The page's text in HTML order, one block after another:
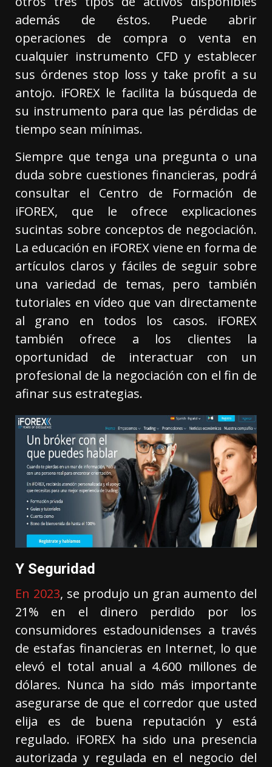
además de éstos. Puede abrir
operaciones de compra o venta en
cualquier instrumento CFD y establecer
sus órdenes stop loss y take profit a su
antojo. iFOREX le facilita la búsqueda de
su instrumento para que las pérdidas de
tiempo sean mínimas.
Siempre que tenga una pregunta o una
duda sobre cuestiones financieras, podrá
consultar el Centro de Formación de
iFOREX, que le ofrece explicaciones
sucintas sobre conceptos de negociación.
La educación en iFOREX viene en forma de
artículos claros y fáciles de seguir sobre
una variedad de temas, pero también
tutoriales en vídeo que van directamente
al grano en todos los casos. iFOREX
también ofrece a los clientes la
oportunidad de interactuar con un
profesional de la negociación con el fin de
afinar sus estrategias.
Y Seguridad
En 2023, se produjo un gran aumento del
21% en el dinero perdido por los
consumidores estadounidenses a través
de estafas financieras en Internet, lo que
elevó el total anual a 4.600 millones de
dólares. Nunca ha sido más importante
asegurarse de que el corredor que usted
elija es de buena reputación y está
regulado. iFOREX ha sido una presencia
autorizada y regulada en el negocio del